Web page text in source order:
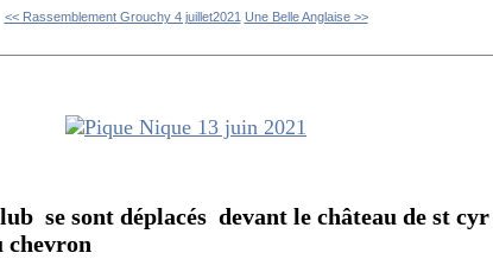
<< Rassemblement Grouchy 4 juillet2021 Une Belle Anglaise >>
se sont déplacés devant le château de st
chevron